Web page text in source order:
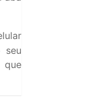
seu
que